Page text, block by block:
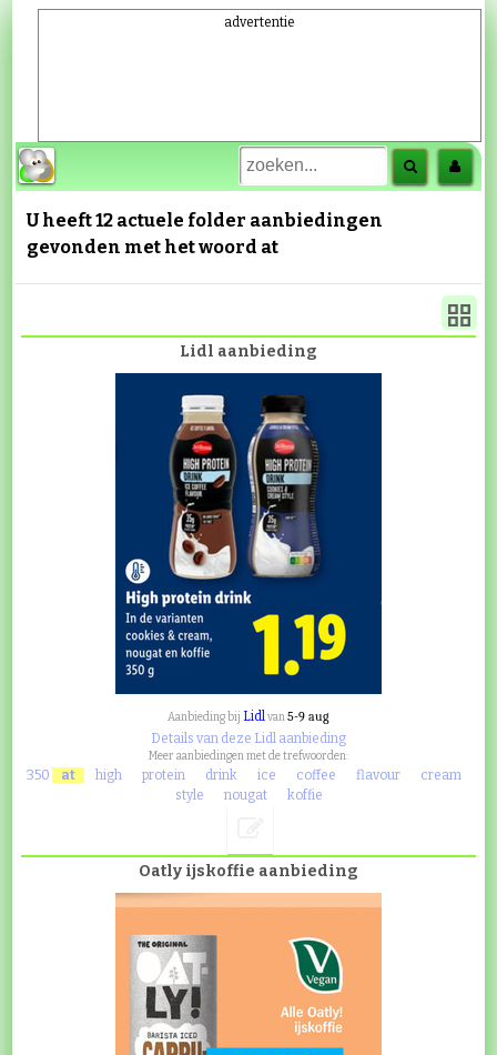
advertentie
U heeft 12 actuele folder aanbiedingen
gevonden met het woord at
Lidl aanbieding
Aanbieding bij Lidlvan5-9 aug
Details van deze Lidl aanbieding
Meer aanbiedingen met de trefwoorden:
350 at high protein drink ice coffee flavour
cream
style
nougat koffie
Oatly ijskoffie aanbieding